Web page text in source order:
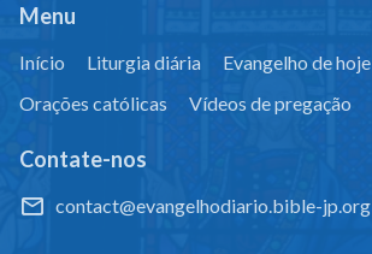
Menu
Início Liturgia diária
Evangelho de hoje
Orações católicas
Vídeos de pregação
Contate-nos
contact@evangelhodiario.bible-jp.org